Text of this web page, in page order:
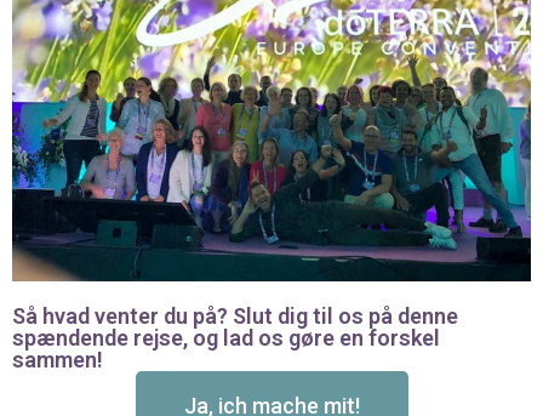
Så hvad venter du på? Slut dig til os på denne
spændende rejse, og lad os gøre en forskel
sammen!
Ja, ich mache mit!